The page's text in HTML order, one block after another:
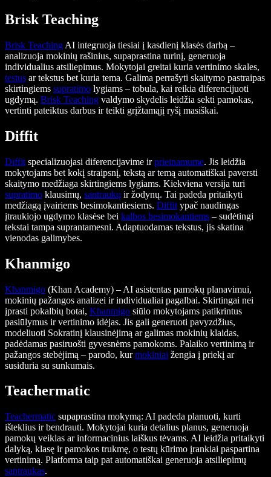
Brisk Teaching
Brisk Teaching AI integruoja tiesiai į kasdienį klasės darbą –
analizuoja mokinių rašinius, supaprastina turinį, generuoja
individualius atsiliepimus. Mokytojai greitai kuria vertinimo skales,
testus ar tekstus bet kuria tema. Galima perrašyti skaitymo pastraipas
skirtingiems supratimo lygiams – tobula, kai reikia diferencijuoti
ugdymą. Brisk Teaching valdymo skydelis leidžia sekti pamokas,
vertinti pateiktus darbus ir teikti grįžtamąjį ryšį masiškai.
Diffit
Diffit specializuojasi diferencijavime irprieinamume. Jis leidžia
mokytojams bet kokį straipsnį, tekstą ar temą automatiškai paversti
skaitymo medžiaga skirtingiems lygiams. Kiekviena versija turi
supratimo klausimų, santraukų ir žodynų. Tai padeda pritaikyti
medžiagą įvairiems besimokantiesiems. Diffit ypač naudingas
įtraukiojo ugdymo klasėse bei kalbos besimokantiems – sudėtingi
tekstai tampa suprantamesni. Adaptuodamas tekstus, jis skatina
vienodas galimybes.
Khanmigo
Khanmigo (Khan Academy) – AI asistentas pamokų planavimui,
mokinių pažangos analizei ir individualiai pagalbai. Skirtingai nei
įprasti pokalbių botai, Khanmigo siūlo mokytojams patikrintus
pasiūlymus ir vertinimo idėjas. Jis gali generuoti pavyzdžius,
modeliuoti Sokratinį klausinėjimą ar galimas mokinių klaidas,
padėdamas pasiruošti gyvesnėms pamokoms. Palaiko vertinimą ir
pažangos stebėjimą – parodo, kurmokiniai žengia į priekį ar
susiduria su sunkumais.
Teachermatic
Teachermatic supaprastina mokymą: AI padeda planuoti, kurti
išteklius ir bendrauti. Mokytojai kuria detalius planus, generuoja
pamokų veiklas ar informacinius laiškus tėvams. AI leidžia pritaikyti
dalyką, klasę ir pamokos trukmę, o testų kūrimo įrankiai paspartina
vertinimą. Platforma taip pat automatiškai generuoja atsiliepimų
santraukas.